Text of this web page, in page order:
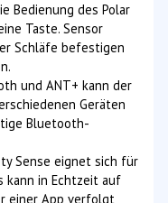
Bedienung des Polar
Taste. Sensor
Schläfe befestigen
und ANT+ kann der
Geräten
Bluetooth-
Sense eignet sich für
kann in Echtzeit auf
einer App verfolgt